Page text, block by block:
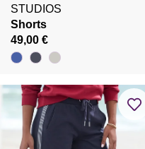
STUDIOS
Shorts
49,00 €